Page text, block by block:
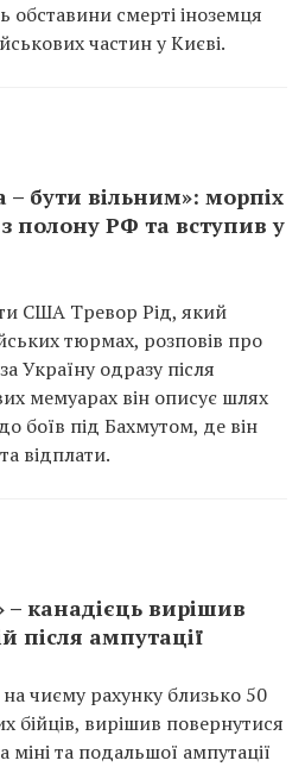
обставини смерті іноземця
частин у Києві.
бути вільним»: морпіх
полону РФ та вступив у
США Тревор Рід, який
тюрмах, розповів про
Україну одразу після
мемуарах він описує шлях
боїв під Бахмутом, де він
відплати.
– канадієць вирішив
після ампутації
чиєму рахунку близько 50
бійців, вирішив повернутися
міні та подальшої ампутації